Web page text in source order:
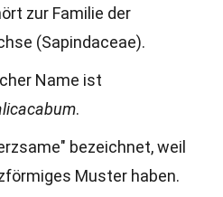
zur Familie der
(Sapindaceae).
Name ist
.
bezeichnet, weil
Muster haben.